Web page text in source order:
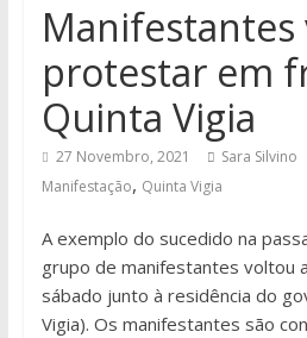
Manifestantes
protestar em
Quinta Vigia
27 Novembro, 2021 Sara Silvino
Manifestação, Quinta Vigia
A exemplo do sucedido na
grupo de manifestantes voltou
sábado junto à residência do
Vigia). Os manifestantes são